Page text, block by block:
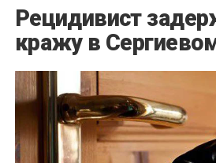
Рецидивист
кражу в